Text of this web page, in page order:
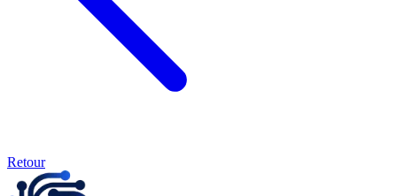
Retour